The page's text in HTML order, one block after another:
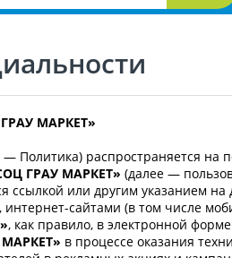
МАРКЕТ»
Политика) распространяется на
ГРАУ МАРКЕТ» (далее —
ссылкой или другим указанием
сайтами (в том числе
, как правило, в электронной
в процессе оказания